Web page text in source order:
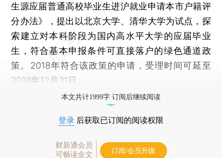
生源应届普通高校毕业生进沪就业申请本市户籍评
分办法》，提出以北京大学、清华大学为试点，探
索建立对本科阶段为国内高水平大学的应届毕业
生，符合基本申报条件可直接落户的绿色通道政
策。2018年符合该政策的申请，受理时间可延至
2018年12月31日。
本文共计1999字 订阅后继续阅读
登录 后获取已订阅的阅读权限
财新通会员
可畅读全文
订阅/会员升级